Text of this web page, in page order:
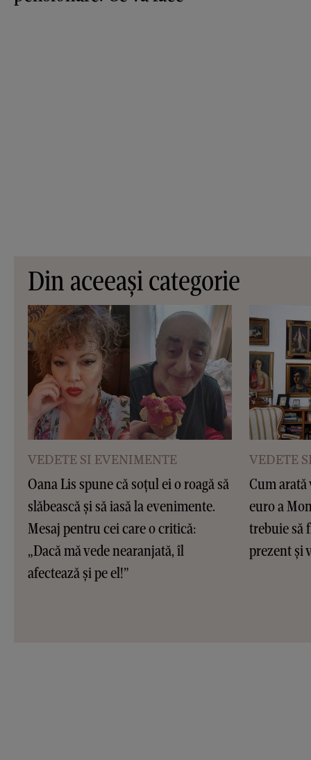
Din aceeași categorie
VEDETE SI EVENIMENTE
Oana Lis spune că soțul ei o roagă să
slăbească și să iasă la evenimente.
Mesaj pentru cei care o critică:
„Dacă mă vede nearanjată, îl
afectează și pe el!”
VEDETE
Cum arată
euro a
trebuie să
prezent și